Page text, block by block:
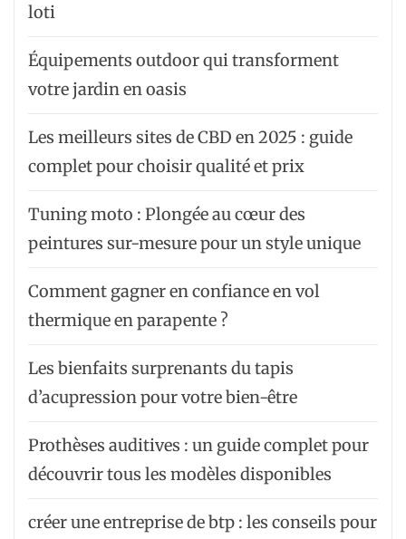
loti
Équipements outdoor qui transforment
votre jardin en oasis
Les meilleurs sites de CBD en 2025 : guide
complet pour choisir qualité et prix
Tuning moto : Plongée au cœur des
peintures sur-mesure pour un style unique
Comment gagner en confiance en vol
thermique en parapente ?
Les bienfaits surprenants du tapis
d’acupression pour votre bien-être
Prothèses auditives : un guide complet pour
découvrir tous les modèles disponibles
créer une entreprise de btp : les conseils pour